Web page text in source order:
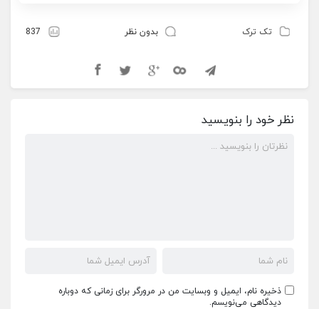
تک ترک بدون نظر 837
نظر خود را بنویسید
ذخیره نام، ایمیل و وبسایت من در مرورگر برای زمانی که دوباره
دیدگاهی می‌نویسم.